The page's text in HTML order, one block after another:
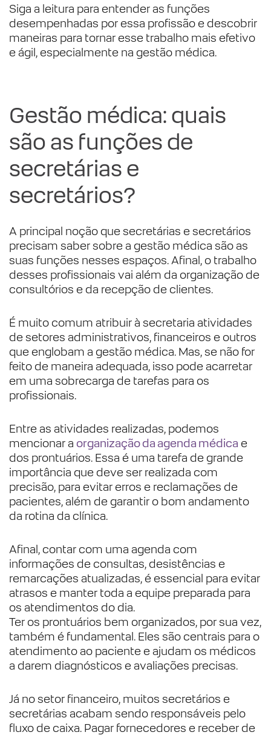
Siga a leitura para entender as funções
desempenhadas por essa profissão e descobrir
maneiras para tornar esse trabalho mais efetivo
e ágil, especialmente na gestão médica.
Gestão médica: quais
são as funções de
secretárias e
secretários?
A principal noção que secretárias e secretários
precisam saber sobre a gestão médica são as
suas funções nesses espaços. Afinal, o trabalho
desses profissionais vai além da organização de
consultórios e da recepção de clientes.
É muito comum atribuir à secretaria atividades
de setores administrativos, financeiros e outros
que englobam a gestão médica. Mas, se não for
feito de maneira adequada, isso pode acarretar
em uma sobrecarga de tarefas para os
profissionais.
Entre as atividades realizadas, podemos
mencionar a organização da agenda médica e
dos prontuários. Essa é uma tarefa de grande
importância que deve ser realizada com
precisão, para evitar erros e reclamações de
pacientes, além de garantir o bom andamento
da rotina da clínica.
Afinal, contar com uma agenda com
informações de consultas, desistências e
remarcações atualizadas, é essencial para evitar
atrasos e manter toda a equipe preparada para
os atendimentos do dia.
Ter os prontuários bem organizados, por sua vez,
também é fundamental. Eles são centrais para o
atendimento ao paciente e ajudam os médicos
a darem diagnósticos e avaliações precisas.
Já no setor financeiro, muitos secretários e
secretárias acabam sendo responsáveis pelo
fluxo de caixa. Pagar fornecedores e receber de